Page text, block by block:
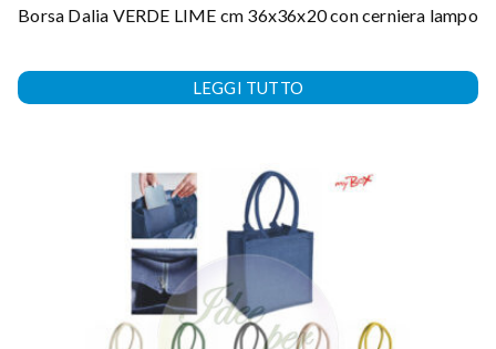
Borsa Dalia VERDE LIME cm 36x36x20 con cerniera lampo
LEGGI TUTTO